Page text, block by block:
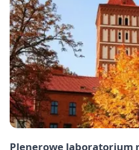
Plenerowe laboratorium